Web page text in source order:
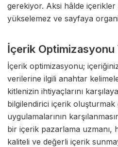
gerekiyor. Aksi hâlde içerikler
yükselemez ve sayfaya
İçerik Optimizasyonu
İçerik optimizasyonu;
verilerine ilgili anahtar
kitlenizin ihtiyaçlarını
bilgilendirici içerik oluşturmak
uygulamalarının
bir içerik pazarlama uzmanı,
kaliteli ve değerli içerik